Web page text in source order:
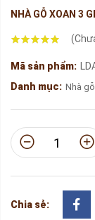
NHÀ GỖ XOAN 3
Mã sản phẩm:
Danh mục: Nhà
Chia sẻ: